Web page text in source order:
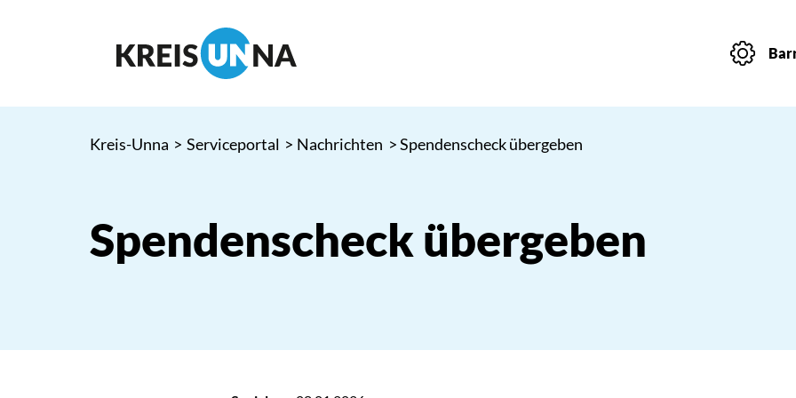
Kreis-Unna > Serviceportal > Nachrichten > Spendenscheck übergeben
Spendenscheck übergeben